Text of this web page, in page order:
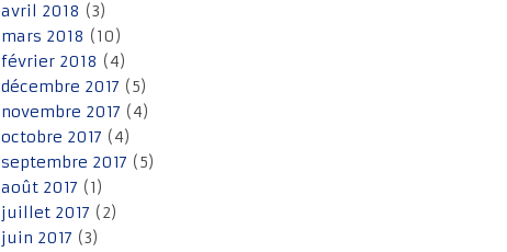
avril 2018 (3)
mars 2018 (10)
février 2018 (4)
décembre 2017 (5)
novembre 2017 (4)
octobre 2017 (4)
septembre 2017 (5)
août 2017 (1)
juillet 2017 (2)
juin 2017 (3)